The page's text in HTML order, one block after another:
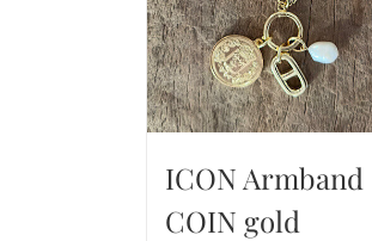
ICON Armband
COIN gold